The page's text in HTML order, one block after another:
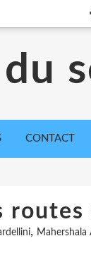
CONTACT
routes
, Mahershala